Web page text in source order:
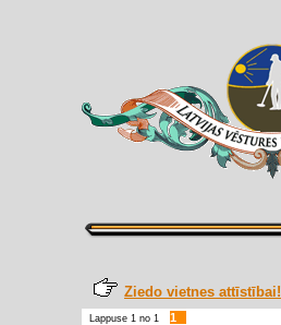
Ziedo vietnes attīstībai!
Lappuse 1 no 1
1